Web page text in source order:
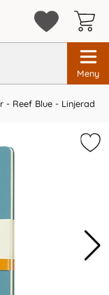
Meny
- Reef Blue - Linjerad